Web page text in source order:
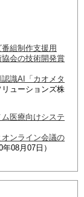
組制作支援用
協会の技術開発賞
識AI「カオメタ
リューションズ株
医療向けシステ
ンライン会議の
年08月07日）